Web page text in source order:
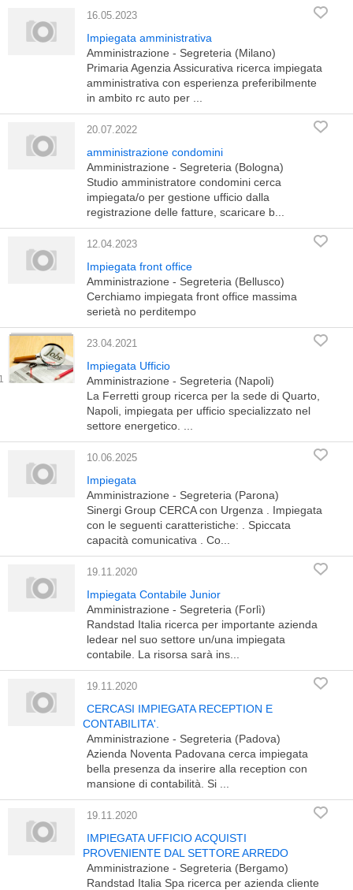
16.05.2023
Impiegata amministrativa
Amministrazione - Segreteria (Milano)
Primaria Agenzia Assicurativa ricerca impiegata
amministrativa con esperienza preferibilmente
in ambito rc auto per ...
20.07.2022
amministrazione condomini
Amministrazione - Segreteria (Bologna)
Studio amministratore condomini cerca
impiegata/o per gestione ufficio dalla
registrazione delle fatture, scaricare b...
12.04.2023
Impiegata front office
Amministrazione - Segreteria (Bellusco)
Cerchiamo impiegata front office massima
serietà no perditempo
23.04.2021
Impiegata Ufficio
Amministrazione - Segreteria (Napoli)
La Ferretti group ricerca per la sede di Quarto,
Napoli, impiegata per ufficio specializzato nel
settore energetico. ...
10.06.2025
Impiegata
Amministrazione - Segreteria (Parona)
Sinergi Group CERCA con Urgenza . Impiegata
con le seguenti caratteristiche: . Spiccata
capacità comunicativa . Co...
19.11.2020
Impiegata Contabile Junior
Amministrazione - Segreteria (Forlì)
Randstad Italia ricerca per importante azienda
ledear nel suo settore un/una impiegata
contabile. La risorsa sarà ins...
19.11.2020
CERCASI IMPIEGATA RECEPTION E
CONTABILITA'.
Amministrazione - Segreteria (Padova)
Azienda Noventa Padovana cerca impiegata
bella presenza da inserire alla reception con
mansione di contabilità. Si ...
19.11.2020
IMPIEGATA UFFICIO ACQUISTI
PROVENIENTE DAL SETTORE ARREDO
Amministrazione - Segreteria (Bergamo)
Randstad Italia Spa ricerca per azienda cliente